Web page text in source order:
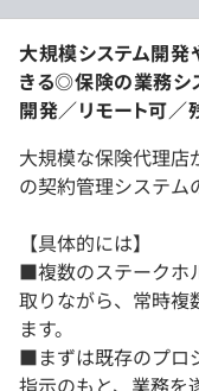
大規模システム開発
きる◎保険の業務シ
開発／リモート可／
大規模な保険代理店
の契約管理システム
【具体的には】
■複数のステークホ
取りながら、常時複
ます。
■まずは既存のプロ